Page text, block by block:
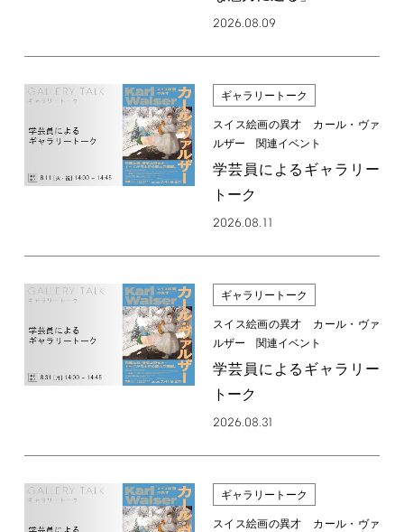
2026.08.09
ギャラリートーク
スイス絵画の異才 カール・ヴァ
ルザー 関連イベント
学芸員によるギャラリー
トーク
2026.08.11
ギャラリートーク
スイス絵画の異才 カール・ヴァ
ルザー 関連イベント
学芸員によるギャラリー
トーク
2026.08.31
ギャラリートーク
スイス絵画の異才 カール・ヴァ